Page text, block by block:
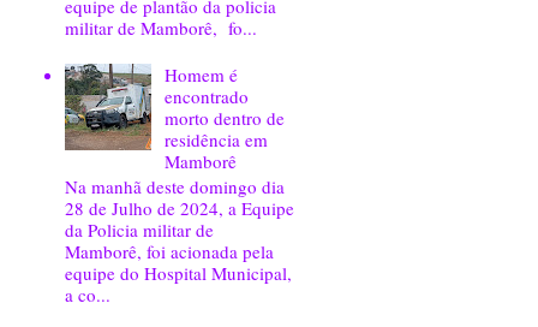
equipe de plantão da policia
militar de Mamborê, fo...
Homem é
encontrado
morto dentro de
residência em
Mamborê
Na manhã deste domingo dia
28 de Julho de 2024, a Equipe
da Policia militar de
Mamborê, foi acionada pela
equipe do Hospital Municipal,
a co...